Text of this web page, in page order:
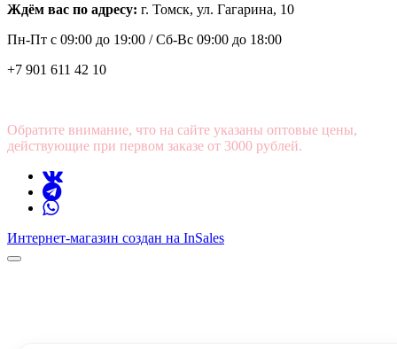
Ждём вас по адресу: г. Томск, ул. Гагарина, 10
Пн-Пт с 09:00 до 19:00 /Сб-Вс 09:00 до 18:00
+7 901 611 42 10
Обратите внимание, что на сайте указаны оптовые цены,
действующие при первом заказе от 3000 рублей.
Интернет-магазин создан на InSales